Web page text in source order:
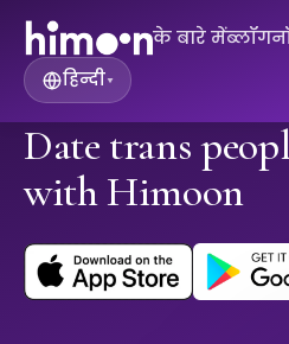
के बारे मेंब्लॉग
हिन्दी▾
Date trans
with Himoon